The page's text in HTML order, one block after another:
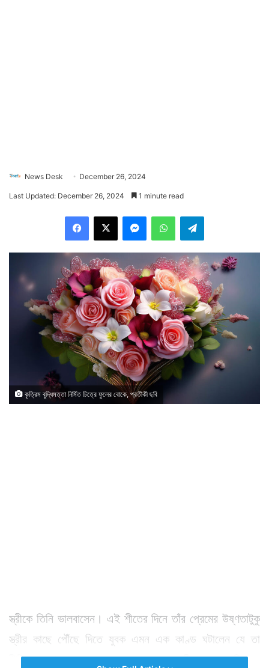
News Desk December 26, 2024
Last Updated: December 26, 2024 1 minute read
কৃত্রিম বুদ্ধিমত্তা নির্মিত চিত্রে ফুলের বোকে, প্রতীকী ছবি
স্ত্রীকে তিনি ভালবাসেন। এই শীতের দিনে তাঁর প্রেমের উষ্ণতাটুকু
স্ত্রীর কাছে পৌঁছে দিতে যুবক এমন এক কাণ্ড ঘটালেন যে তা
রীতিমত এখন লোকের মুখে মুখে ঘুরছে। স্ত্রীকে প্রেম নিবেদন